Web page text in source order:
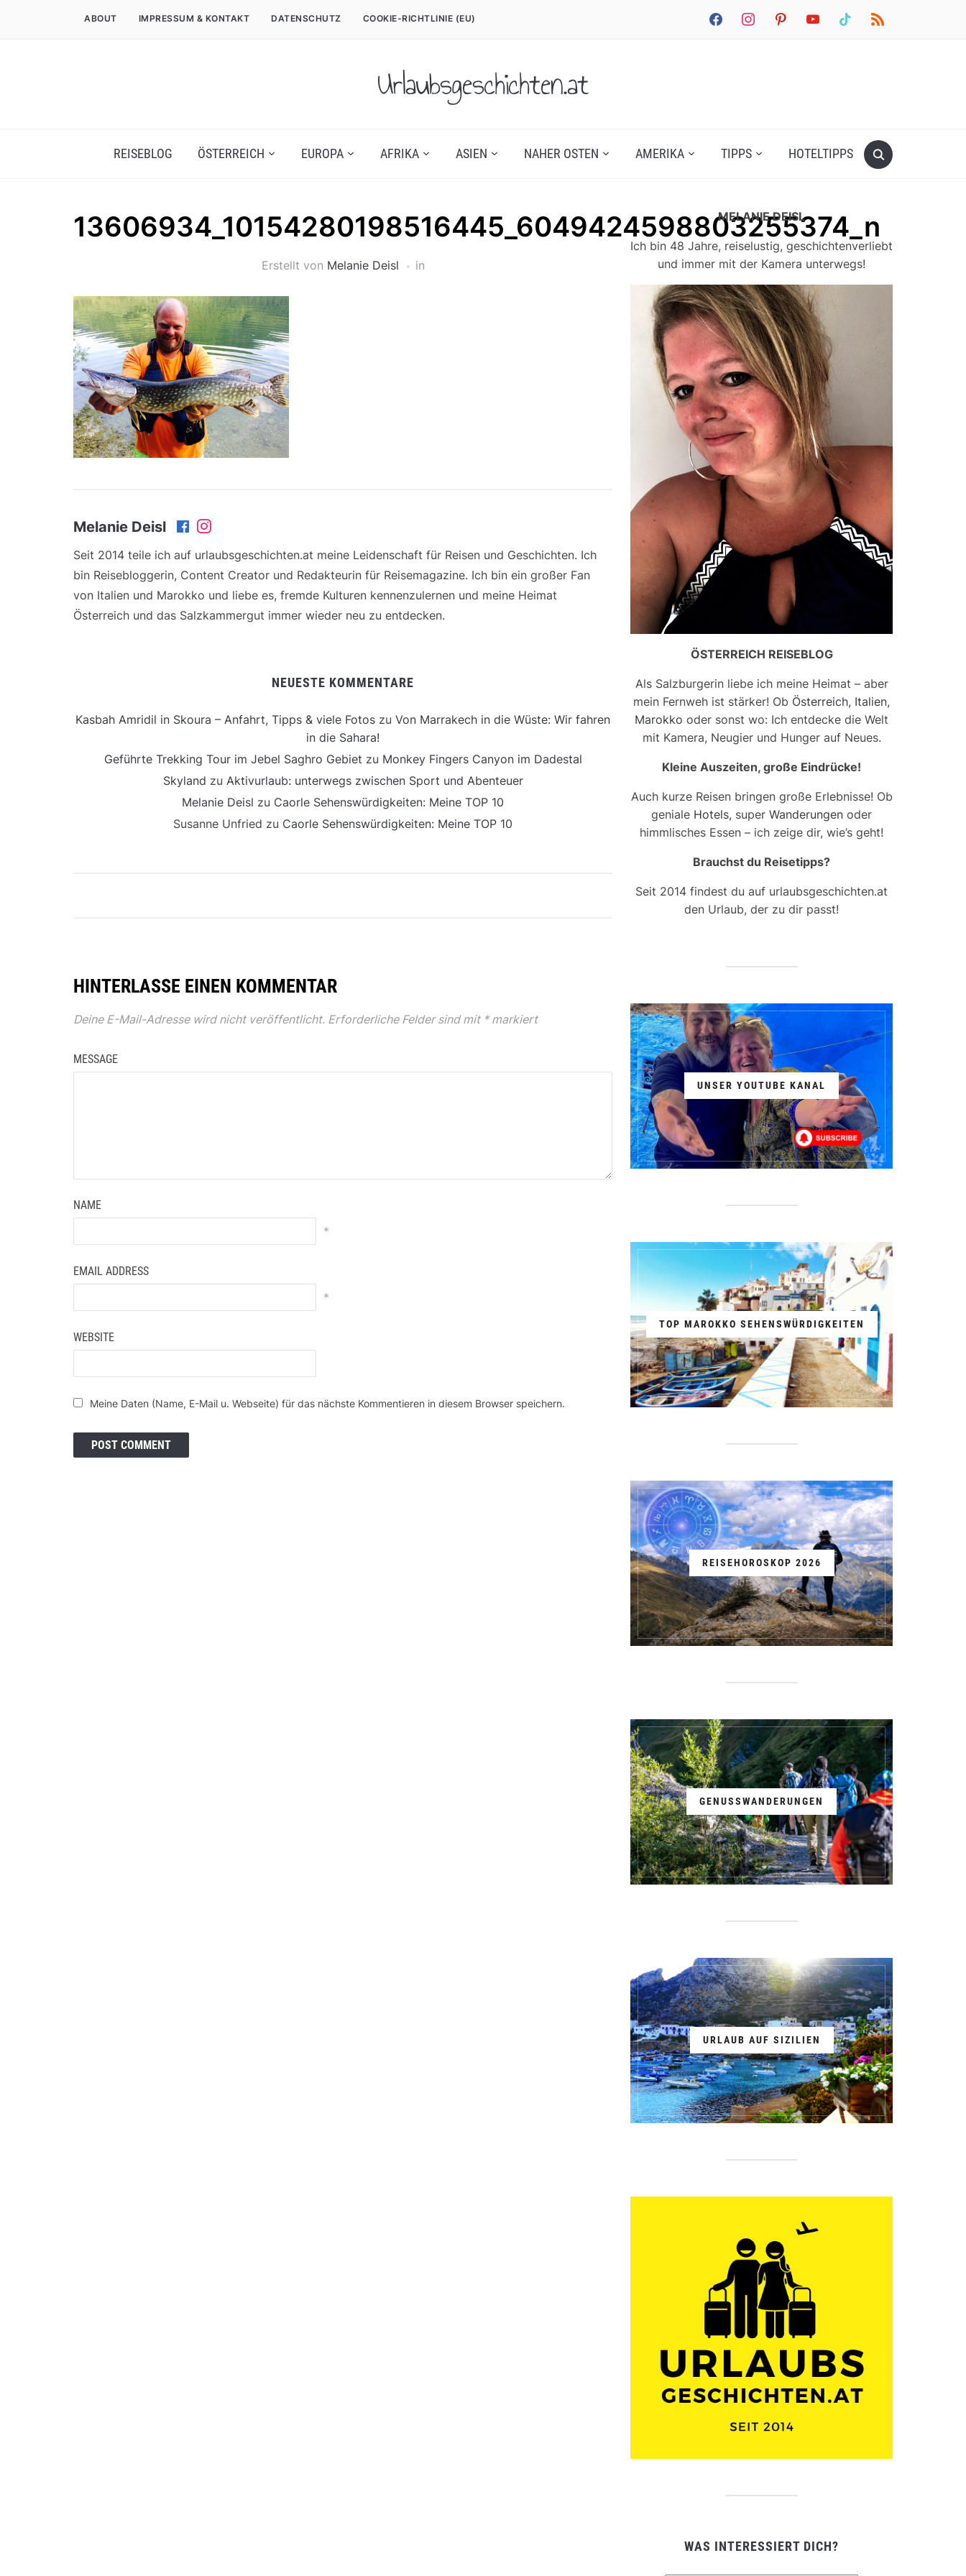
facebookinstagrampinterestyoutube tiktok rss
ABOUT IMPRESSUM & KONTAKT DATENSCHUTZ COOKIE-RICHTLINIE (EU)
Urlaubsgeschichten.at
REISEBLOG ÖSTERREICH EUROPA AFRIKA ASIEN NAHER OSTEN AMERIKA TIPPS HOTELTIPPS
13606934_10154280198516445_6049424598803255374_n
Erstellt von Melanie Deisl in
Melanie Deisl
Seit 2014 teile ich auf urlaubsgeschichten.at meine Leidenschaft für Reisen und Geschichten. Ich
bin Reisebloggerin, Content Creator und Redakteurin für Reisemagazine. Ich bin ein großer Fan
von Italien und Marokko und liebe es, fremde Kulturen kennenzulernen und meine Heimat
Österreich und das Salzkammergut immer wieder neu zu entdecken.
NEUESTE KOMMENTARE
Kasbah Amridil in Skoura – Anfahrt, Tipps & viele Fotos zu Von Marrakech in die Wüste: Wir fahren
in die Sahara!
Geführte Trekking Tour im Jebel Saghro Gebiet zu Monkey Fingers Canyon im Dadestal
Skyland zu Aktivurlaub: unterwegs zwischen Sport und Abenteuer
Melanie Deisl zu Caorle Sehenswürdigkeiten: Meine TOP 10
Susanne Unfried zu Caorle Sehenswürdigkeiten: Meine TOP 10
HINTERLASSE EINEN KOMMENTAR
Deine E-Mail-Adresse wird nicht veröffentlicht. Erforderliche Felder sind mit *markiert
MESSAGE
NAME
*
EMAIL ADDRESS
*
WEBSITE
Meine Daten (Name, E-Mail u. Webseite) für das nächste Kommentieren in diesem Browser speichern.
MELANIE DEISL
Ich bin 48 Jahre, reiselustig, geschichtenverliebt
und immer mit der Kamera unterwegs!
ÖSTERREICH REISEBLOG
Als Salzburgerin liebe ich meine Heimat – aber
mein Fernweh ist stärker! Ob Österreich, Italien,
Marokko oder sonst wo: Ich entdecke die Welt
mit Kamera, Neugier und Hunger auf Neues.
Kleine Auszeiten, große Eindrücke!
Auch kurze Reisen bringen große Erlebnisse! Ob
geniale Hotels, super Wanderungen oder
himmlisches Essen – ich zeige dir, wie’s geht!
Brauchst du Reisetipps?
Seit 2014 findest du auf urlaubsgeschichten.at
den Urlaub, der zu dir passt!
UNSER YOUTUBE KANAL
TOP MAROKKO SEHENSWÜRDIGKEITEN
REISEHOROSKOP 2026
GENUSSWANDERUNGEN
URLAUB AUF SIZILIEN
WAS INTERESSIERT DICH?